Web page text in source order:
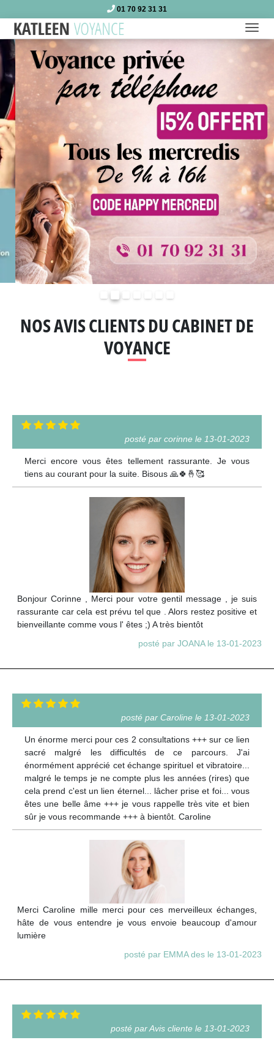
01 70 92 31 31
NOS AVIS CLIENTS DU CABINET DE
VOYANCE
posté par corinne le 13-01-2023
Merci encore vous êtes tellement rassurante. Je vous
tiens au courant pour la suite. Bisous 🙏🍀🤞🥰
Bonjour Corinne , Merci pour votre gentil message , je suis
rassurante car cela est prévu tel que . Alors restez positive et
bienveillante comme vous l' êtes ;) A très bientôt
posté par JOANA le 13-01-2023
posté par Caroline le 13-01-2023
Un énorme merci pour ces 2 consultations +++ sur ce lien
sacré malgré les difficultés de ce parcours. J'ai
énormément apprécié cet échange spirituel et vibratoire...
malgré le temps je ne compte plus les années (rires) que
cela prend c'est un lien éternel... lâcher prise et foi... vous
êtes une belle âme +++ je vous rappelle très vite et bien
sûr je vous recommande +++ à bientôt. Caroline
Merci Caroline mille merci pour ces merveilleux échanges,
hâte de vous entendre je vous envoie beaucoup d'amour
lumière
posté par EMMA des le 13-01-2023
posté par Avis cliente le 13-01-2023